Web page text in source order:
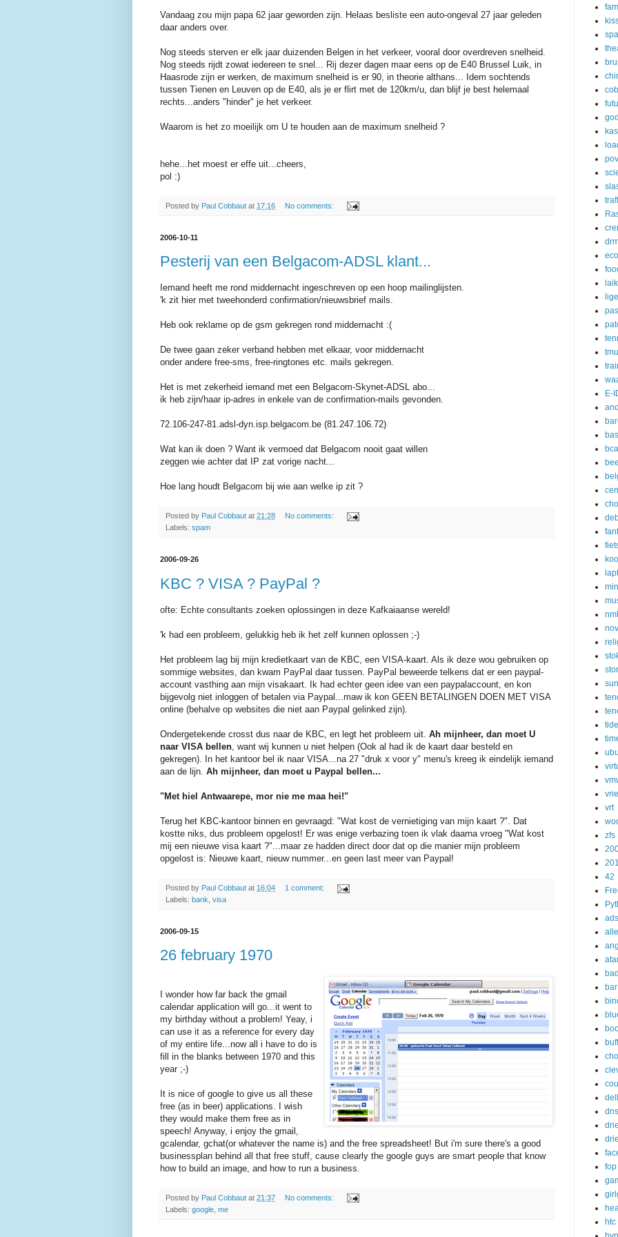
Vandaag zou mijn papa 62 jaar geworden zijn. Helaas besliste een auto-ongeval 27 jaar geleden
daar anders over.
Nog steeds sterven er elk jaar duizenden Belgen in het verkeer, vooral door overdreven snelheid.
Nog steeds rijdt zowat iedereen te snel... Rij dezer dagen maar eens op de E40 Brussel Luik, in
Haasrode zijn er werken, de maximum snelheid is er 90, in theorie althans... Idem sochtends
tussen Tienen en Leuven op de E40, als je er flirt met de 120km/u, dan blijf je best helemaal
rechts...anders "hinder" je het verkeer.
Waarom is het zo moeilijk om U te houden aan de maximum snelheid ?
hehe...het moest er effe uit...cheers,
pol :)
Posted by Paul Cobbaut at 17:16 No comments:
2006-10-11
Pesterij van een Belgacom-ADSL klant...
Iemand heeft me rond middernacht ingeschreven op een hoop mailinglijsten.
'k zit hier met tweehonderd confirmation/nieuwsbrief mails.
Heb ook reklame op de gsm gekregen rond middernacht :(
De twee gaan zeker verband hebben met elkaar, voor middernacht
onder andere free-sms, free-ringtones etc. mails gekregen.
Het is met zekerheid iemand met een Belgacom-Skynet-ADSL abo...
ik heb zijn/haar ip-adres in enkele van de confirmation-mails gevonden.
72.106-247-81.adsl-dyn.isp.belgacom.be (81.247.106.72)
Wat kan ik doen ? Want ik vermoed dat Belgacom nooit gaat willen
zeggen wie achter dat IP zat vorige nacht...
Hoe lang houdt Belgacom bij wie aan welke ip zit ?
Posted by Paul Cobbaut at 21:28
No comments:
Labels: spam
2006-09-26
KBC ? VISA ? PayPal ?
ofte: Echte consultants zoeken oplossingen in deze Kafkaiaanse wereld!
'k had een probleem, gelukkig heb ik het zelf kunnen oplossen ;-)
Het probleem lag bij mijn kredietkaart van de KBC, een VISA-kaart. Als ik deze wou gebruiken op
sommige websites, dan kwam PayPal daar tussen. PayPal beweerde telkens dat er een paypal-
account vasthing aan mijn visakaart. Ik had echter geen idee van een paypalaccount, en kon
bijgevolg niet inloggen of betalen via Paypal...maw ik kon GEEN BETALINGEN DOEN MET VISA
online (behalve op websites die niet aan Paypal gelinked zijn).
Ondergetekende crosst dus naar de KBC, en legt het probleem uit. Ah mijnheer, dan moet U
naar VISA bellen , want wij kunnen u niet helpen (Ook al had ik de kaart daar besteld en
gekregen). In het kantoor bel ik naar VISA...na 27 "druk x voor y" menu's kreeg ik eindelijk iemand
aan de lijn. Ah mijnheer, dan moet u Paypal bellen...
"Met hiel Antwaarepe, mor nie me maa hei!"
Terug het KBC-kantoor binnen en gevraagd: "Wat kost de vernietiging van mijn kaart ?". Dat
kostte niks, dus probleem opgelost! Er was enige verbazing toen ik vlak daarna vroeg "Wat kost
mij een nieuwe visa kaart ?"...maar ze hadden direct door dat op die manier mijn probleem
opgelost is: Nieuwe kaart, nieuw nummer...en geen last meer van Paypal!
Posted by Paul Cobbaut at 16:04
1 comment:
Labels: bank visa
2006-09-15
26 february 1970
I wonder how far back the gmail
calendar application will go...it went to
my birthday without a problem! Yeay, i
can use it as a reference for every day
of my entire life...now all i have to do is
fill in the blanks between 1970 and this
year ;-)
It is nice of google to give us all these
free (as in beer) applications. I wish
they would make them free as in
speech! Anyway, i enjoy the gmail,
gcalendar, gchat(or whatever the name is) and the free spreadsheet! But i'm sure there's a good
businessplan behind all that free stuff, cause clearly the google guys are smart people that know
how to build an image, and how to run a business.
Posted by Paul Cobbaut at 21:37
No comments:
Labels: google me
E-
bca
vrt
zfs
42
adsl
dell
dns
fop